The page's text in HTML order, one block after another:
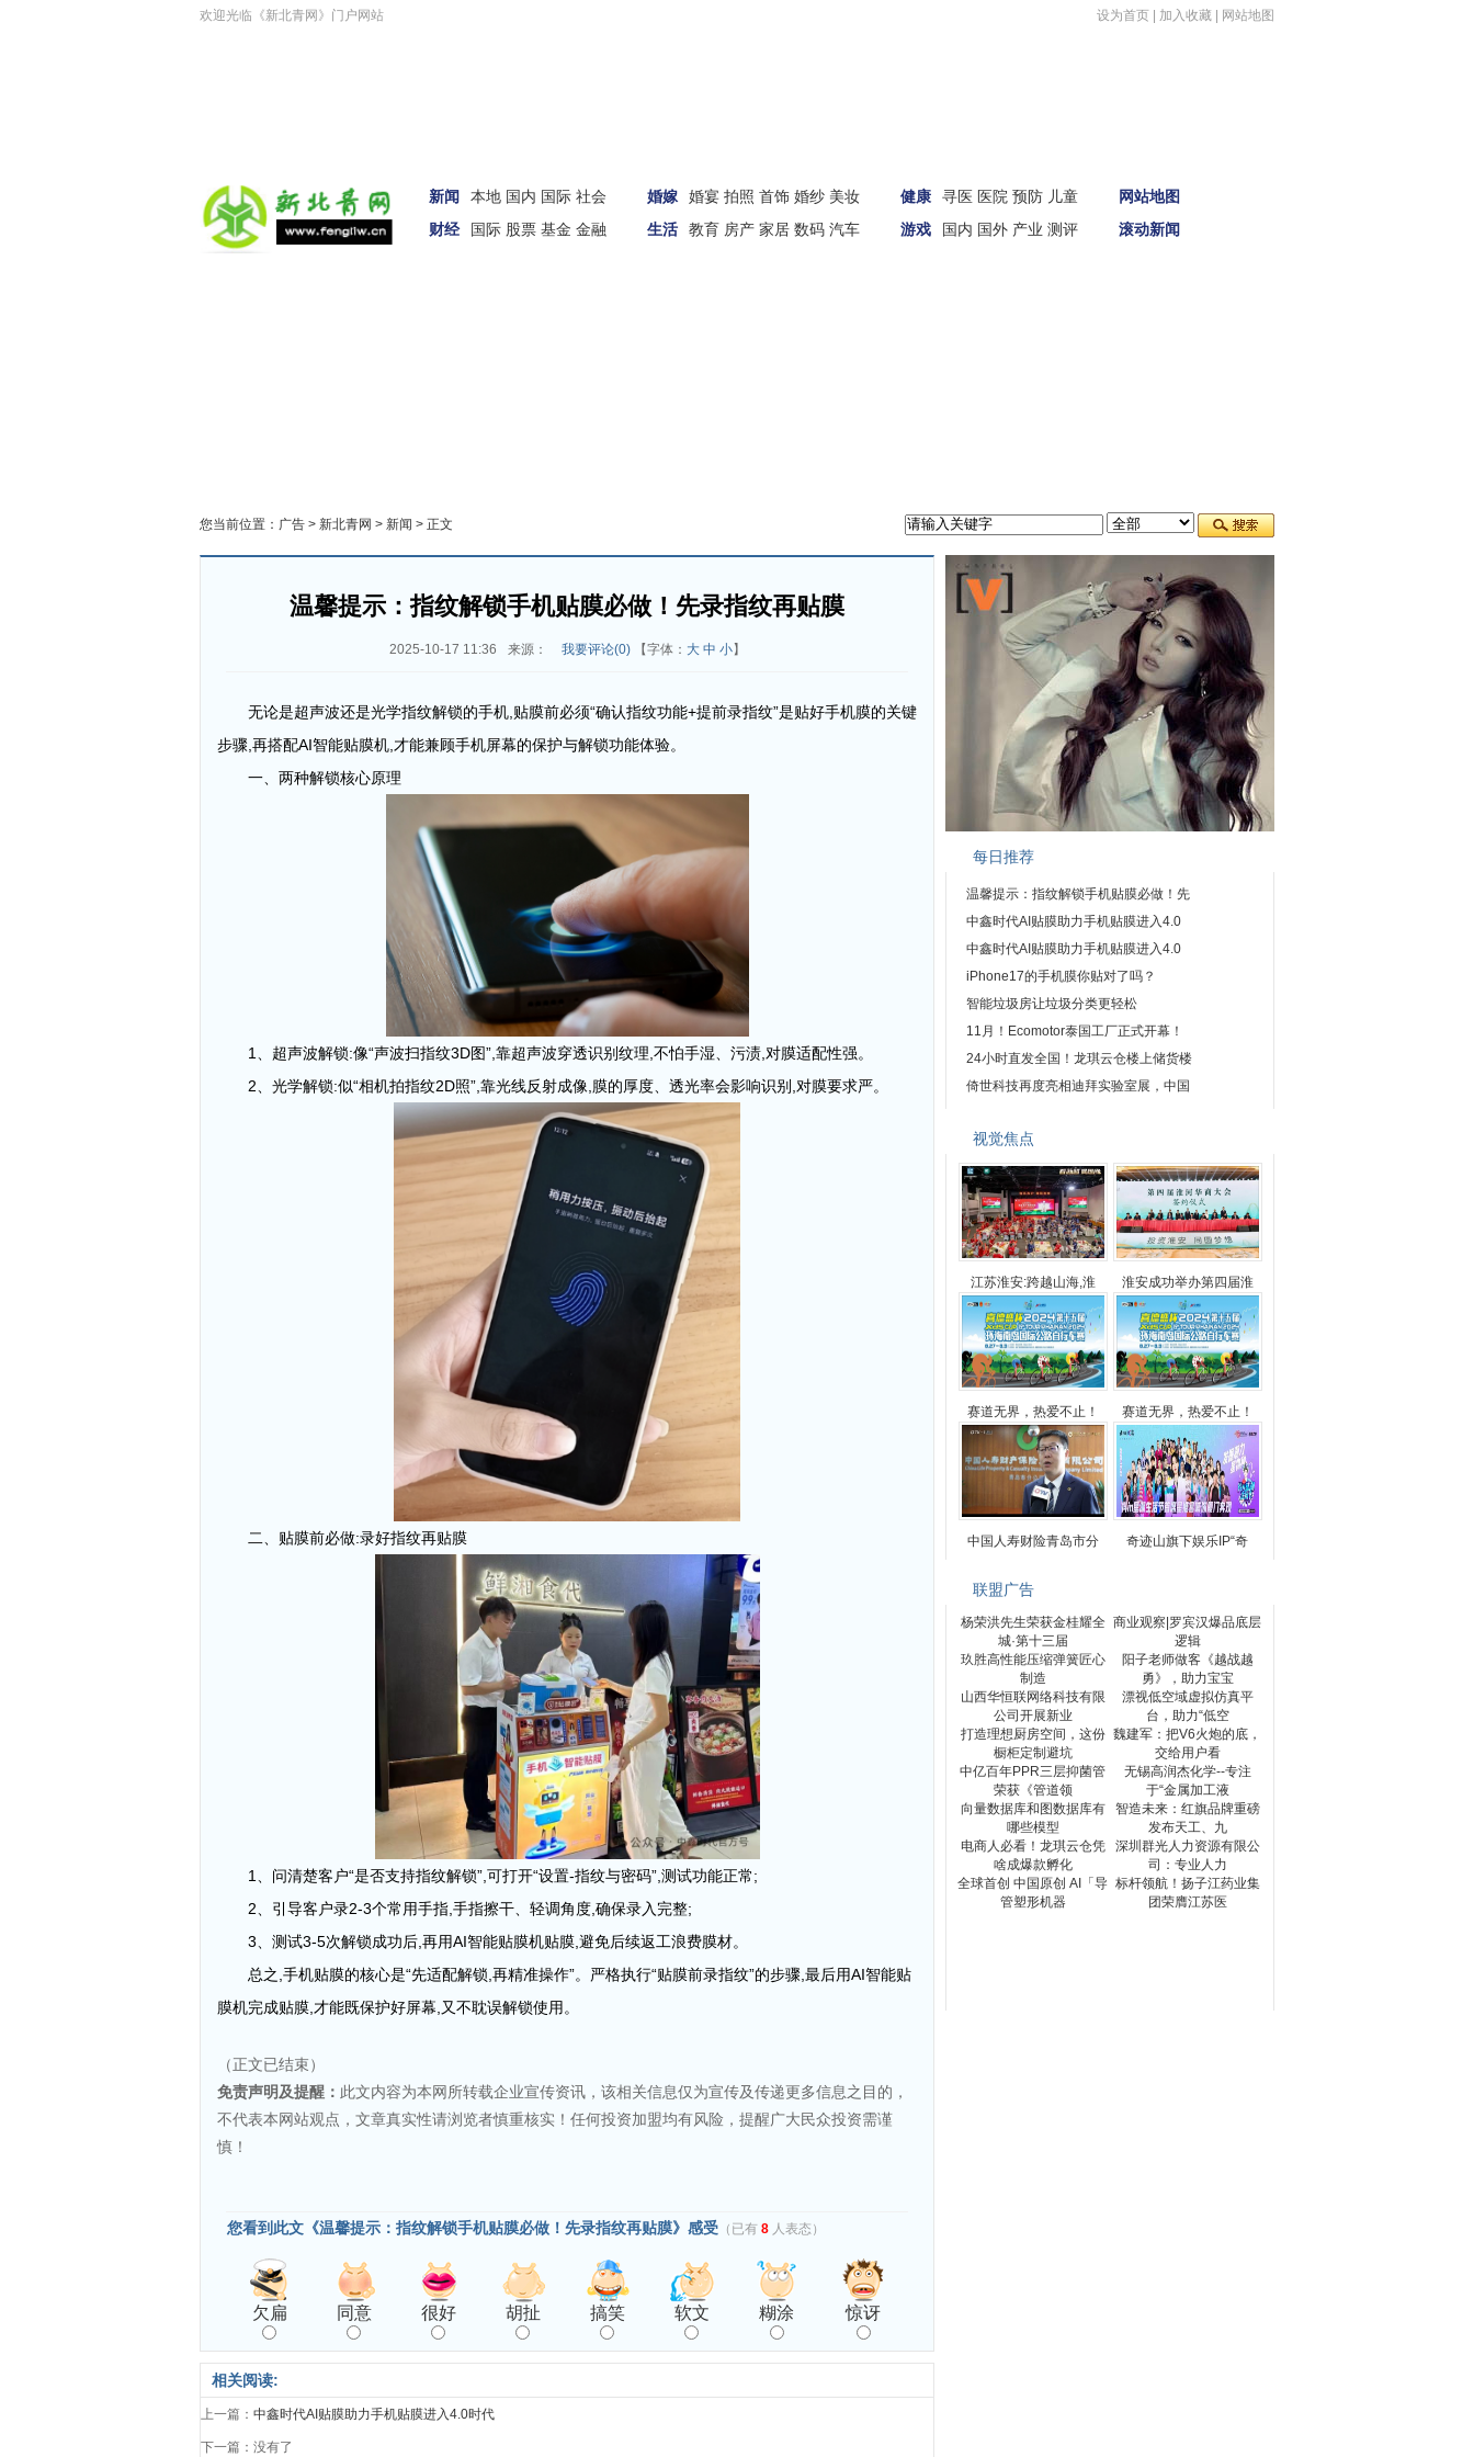
欢迎光临《新北青网》门户网站 设为首页 加入收藏 网站地图
新闻 本地 国内 国际 社会
财经
国际 股票 基金 金融
婚嫁 婚宴 拍照 首饰 婚纱 美妆
生活
教育 房产 家居 数码 汽车
健康 寻医 医院 预防 儿童
游戏
国内 国外 产业 测评
网站地图
滚动新闻
您当前位置： 广告 > 新北青网 > 新闻 > 正文
温馨提示：指纹解锁手机贴膜必做！先录指纹再贴膜
2025-10-17 11:36 来源： 我要评论(0)【字体： 大 中 小】
无论是超声波还是光学指纹解锁的手机,贴膜前必须“确认指纹功能+提前录指纹”是贴好手机膜的关键
步骤 再搭配AI智能贴膜机, 才能兼顾手机屏幕的保护与解锁功能体验。
一、两种解锁核心原理
1 超声波解锁:像“声波扫指纹3D图”,靠超声波穿透识别纹理,不怕手湿、污渍,对膜适配性强。
2
光学解锁:似“相机拍指纹2D照”,靠光线反射成像,膜的厚度、透光率会影响识别,对膜要求严。
二 、贴膜前必做:录好指纹再贴膜
1 问清楚客户“是否支持指纹解锁”, 可打开“设置-指纹与密码”,测试功能正常;
2
引导客户录2-3个常用手指,手指擦干、轻调角度,确保录入完整;
3
测试3-5次解锁成功后,再用AI智能贴膜机贴膜,避免后续返工浪费膜材。
总之,手机贴膜的核心是“先适配解锁,再精准操作”。 严格执行“贴膜前录指纹”的步骤,最后用AI智能贴
膜机完成贴膜,才能既保护好屏幕,又不耽误解锁使用。
（正文已结束）
免责声明及提醒： 此文内容为本网所转载企业宣传资讯，该相关信息仅为宣传及传递更多信息之目的，
不代表本网站观点，文章真实性请浏览者慎重核实！任何投资加盟均有风险，提醒广大民众投资需谨
慎！
您看到此文《温馨提示：指纹解锁手机贴膜必做！先录指纹再贴膜》感受 （已有 8 人表态）
欠扁 同意 很好 胡扯 搞笑 软文 糊涂 惊讶
相关阅读:
上一篇： 中鑫时代AI贴膜助力手机贴膜进入4.0时代
下一篇：没有了
每日推荐
温馨提示：指纹解锁手机贴膜必做！先
中鑫时代AI贴膜助力手机贴膜进入4.0
中鑫时代AI贴膜助力手机贴膜进入4.0
iPhone17的手机膜你贴对了吗？
智能垃圾房让垃圾分类更轻松
11月！Ecomotor泰国工厂正式开幕！
24小时直发全国！龙琪云仓楼上储货楼
倚世科技再度亮相迪拜实验室展，中国
视觉焦点
江苏淮安:跨越山海,淮 淮安成功举办第四届淮
赛道无界，热爱不止！ 赛道无界，热爱不止！
中国人寿财险青岛市分 奇迹山旗下娱乐IP“奇
联盟广告
杨荣洪先生荣获金桂耀全
城·第十三届
商业观察|罗宾汉爆品底层
逻辑
玖胜高性能压缩弹簧匠心
制造
阳子老师做客《越战越
勇》，助力宝宝
山西华恒联网络科技有限
公司开展新业
漂视低空域虚拟仿真平
台，助力“低空
打造理想厨房空间，这份
橱柜定制避坑
魏建军：把V6火炮的底，
交给用户看
中亿百年PPR三层抑菌管
荣获《管道领
无锡高润杰化学--专注
于“金属加工液
向量数据库和图数据库有
哪些模型
智造未来：红旗品牌重磅
发布天工、九
电商人必看！龙琪云仓凭
啥成爆款孵化
深圳群光人力资源有限公
司：专业人力
全球首创 中国原创 AI「导
管塑形机器
标杆领航！扬子江药业集
团荣膺江苏医